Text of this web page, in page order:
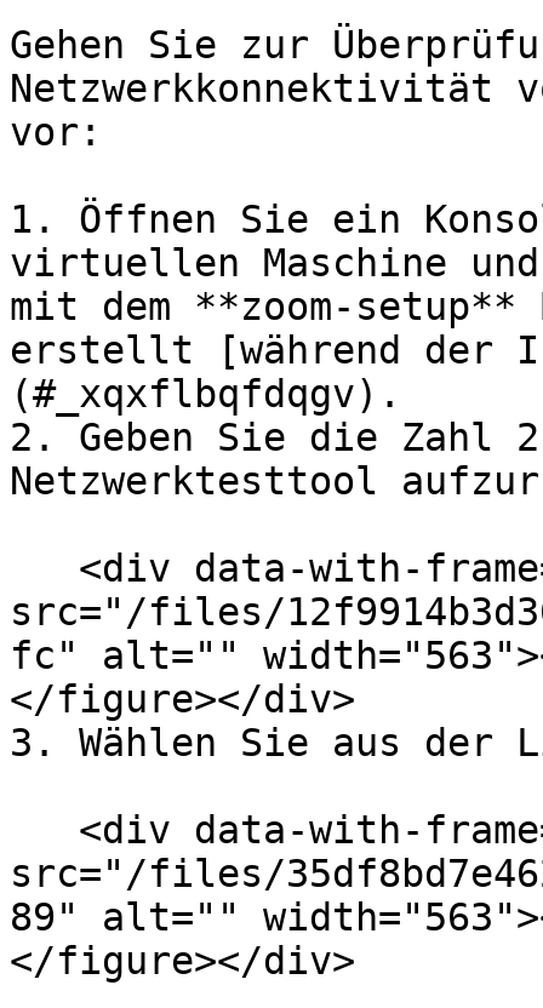
Gehen Sie zur
Netzwerkkonnektivität
vor:
1. Öffnen Sie ein
virtuellen Maschine
mit dem **zoom-setup**
erstellt [während der
(#_xqxflbqfdqgv).
2. Geben Sie die Zahl
Netzwerktesttool
src="/files/
fc" alt=""
</figure></div>
3. Wählen Sie aus der
src="/files/
89" alt=""
</figure></div>